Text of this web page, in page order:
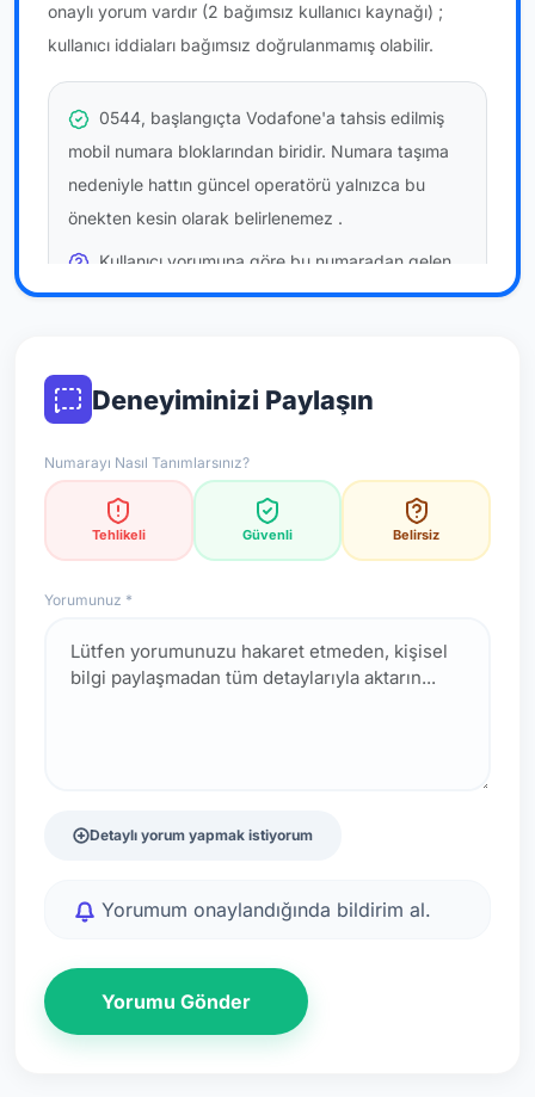
onaylı yorum vardır (2 bağımsız kullanıcı kaynağı) ;
kullanıcı iddiaları bağımsız doğrulanmamış olabilir.
0544, başlangıçta Vodafone'a tahsis edilmiş
mobil numara bloklarından biridir. Numara taşıma
nedeniyle hattın güncel operatörü yalnızca bu
önekten kesin olarak belirlenemez .
Kullanıcı yorumuna göre bu numaradan gelen
çağrılaratemkinli yaklaşmanızönerilir; bu bir site
resmi doğrulama niteliği taşımaz.
*Not: Değerlendirmeler onaylı kullanıcı yorumlarına göre
güncellenir.
Deneyiminizi Paylaşın
Numarayı Nasıl Tanımlarsınız?
Tehlikeli Güvenli Belirsiz
Yorumunuz *
Detaylı yorum yapmak istiyorum
Yorumum onaylandığında bildirim al.
Yorumu Gönder